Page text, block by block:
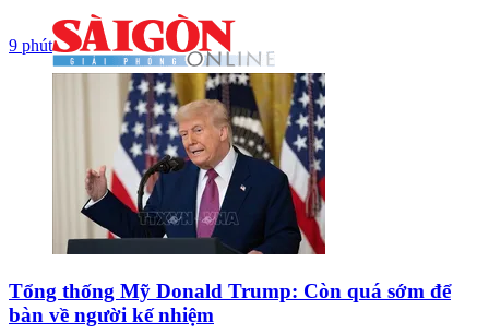
9 phút
Tổng thống Mỹ Donald Trump: Còn quá sớm để
bàn về người kế nhiệm